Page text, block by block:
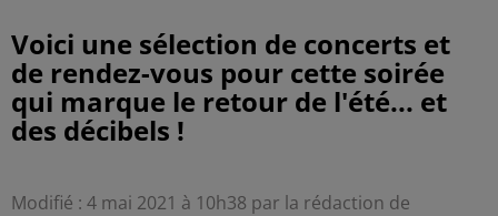
Voici une sélection de concerts et
de rendez-vous pour cette soirée
qui marque le retour de l'été... et
des décibels !
Modifié : 4 mai 2021 à 10h38 par la rédaction de